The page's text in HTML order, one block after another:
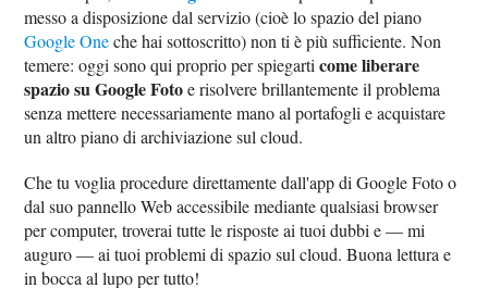
messo a disposizione dal servizio (cioè lo spazio del piano
Google Oneche hai sottoscritto) non ti è più sufficiente. Non
temere: oggi sono qui proprio per spiegarticome liberare
spazio su Google Fotoe risolvere brillantemente il problema
senza mettere necessariamente mano al portafogli e acquistare
un altro piano di archiviazione sul cloud.
Che tu voglia procedure direttamente dall'app di Google Foto o
dal suo pannello Web accessibile mediante qualsiasi browser
per computer, troverai tutte le risposte ai tuoi dubbi e — mi
auguro — ai tuoi problemi di spazio sul cloud. Buona lettura e
in bocca al lupo per tutto!